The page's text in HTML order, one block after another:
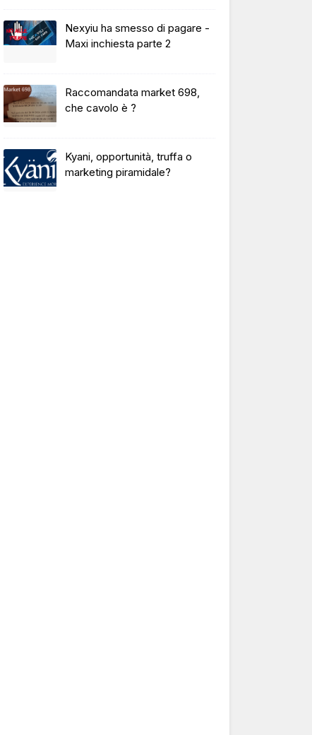
Nexyiu ha smesso di pagare -
Maxi inchiesta parte 2
Raccomandata market 698,
che cavolo è ?
Kyani, opportunità, truffa o
marketing piramidale?